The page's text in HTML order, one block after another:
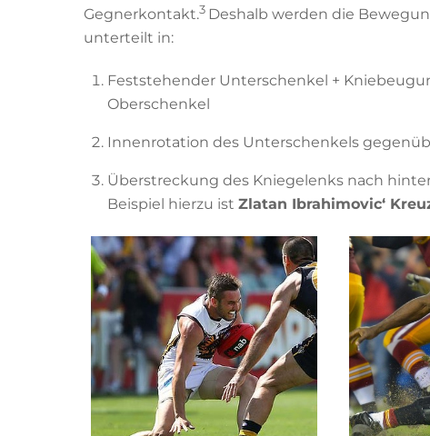
Gegnerkontakt.3 Deshalb werden die
unterteilt in:
Feststehender Unterschenkel +
Oberschenkel
Innenrotation des Unterschenkels
Überstreckung des Kniegelenks nach
Beispiel hierzu ist Zlatan Ibrahimovic‘